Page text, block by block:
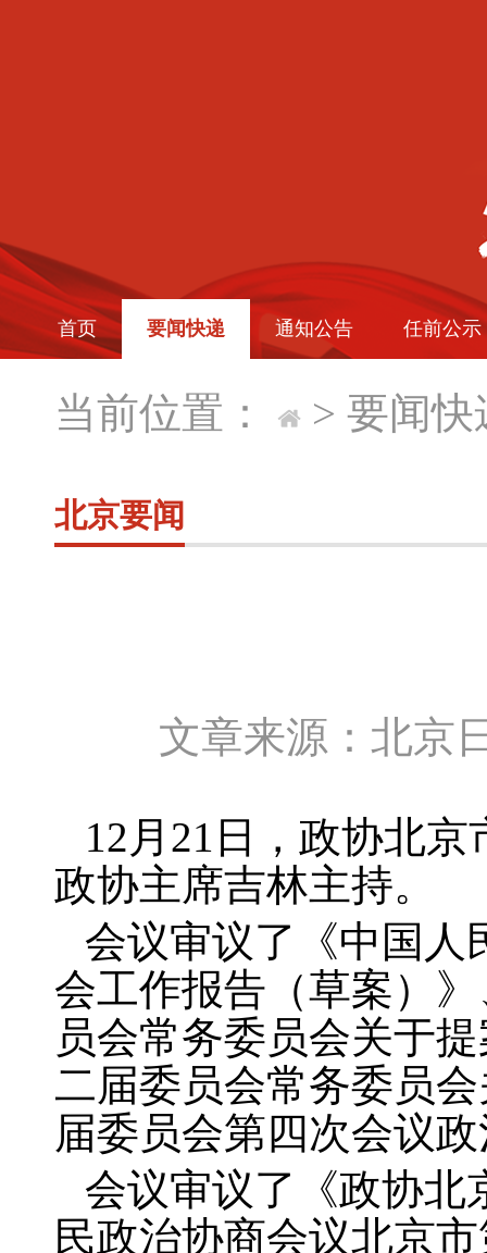
首页 要闻快递 通知公告 任前公示
当前位置： > 要闻快
北京要闻
文章来源：北
12 月 21 日，政协北
政协主席吉林主持。
会议审议了《中国人
会工作报告（草案）
员会常务委员会关于
二届委员会常务委员
届委员会第四次会议
会议审议了《政协北
民政治协商会议北京